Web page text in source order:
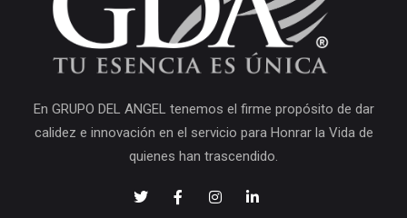
En GRUPO DEL ANGEL tenemos el firme propósito de dar
calidez e innovación en el servicio para Honrar la Vida de
quienes han trascendido.